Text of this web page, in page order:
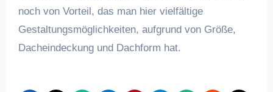
noch von Vorteil, das man hier vielfältige
Gestaltungsmöglichkeiten, aufgrund von Größe,
Dacheindeckung und Dachform hat.